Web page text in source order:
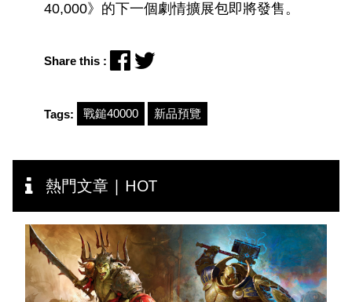
40,000》的下一個劇情擴展包即將發售。
Share this :
Tags: 戰鎚40000 新品預覽
熱門文章 | HOT